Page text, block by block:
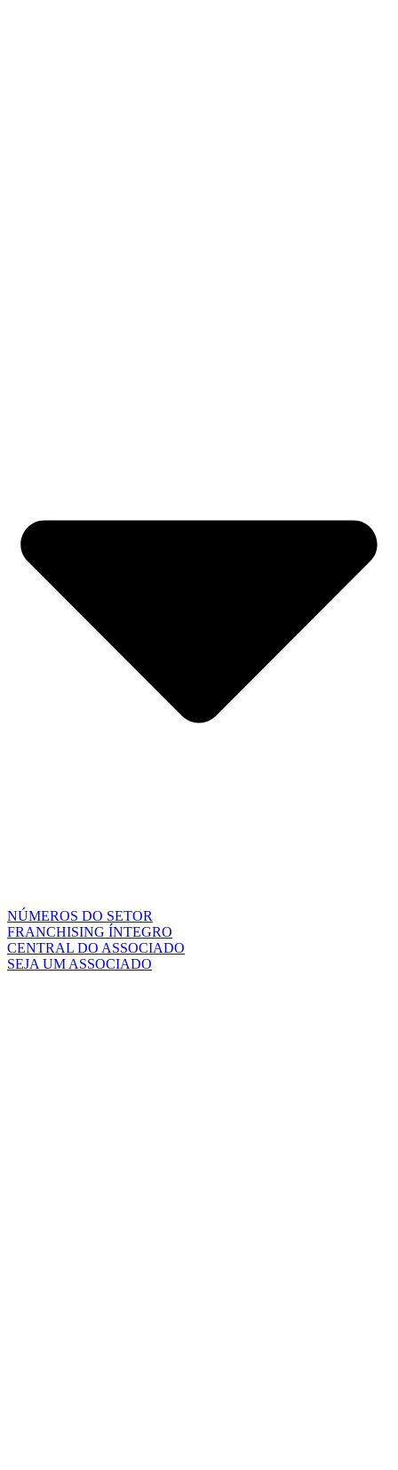
NÚMEROS DO SETOR
FRANCHISING ÍNTEGRO
CENTRAL DO ASSOCIADO
SEJA UM ASSOCIADO